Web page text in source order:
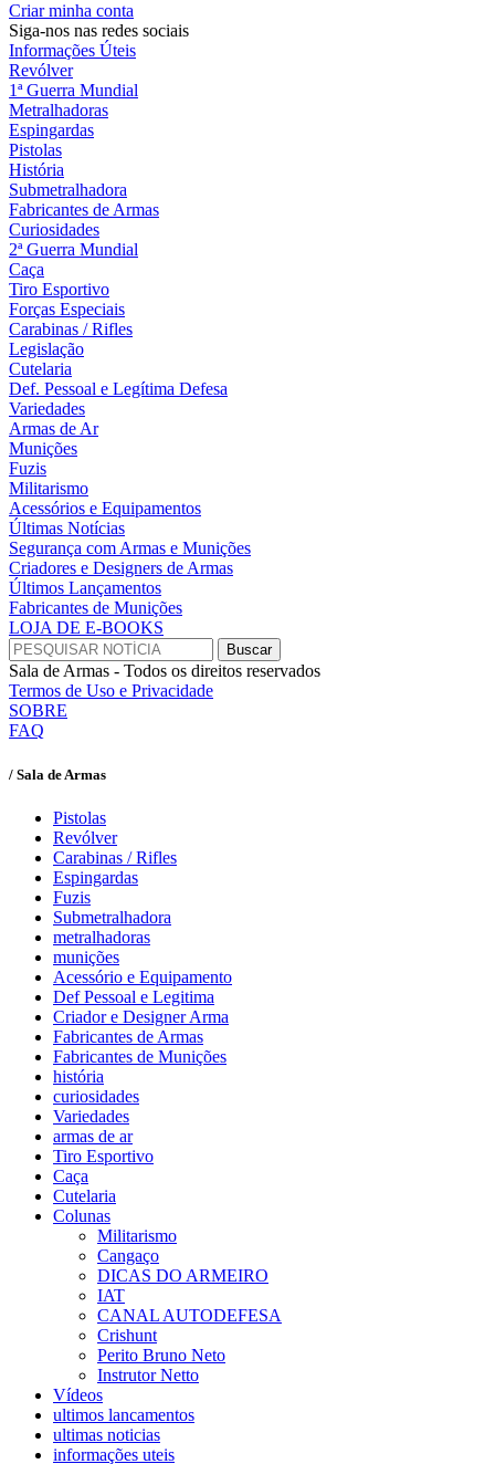
Criar minha conta
Siga-nos nas redes sociais
Informações Úteis
Revólver
1ª Guerra Mundial
Metralhadoras
Espingardas
Pistolas
História
Submetralhadora
Fabricantes de Armas
Curiosidades
2ª Guerra Mundial
Caça
Tiro Esportivo
Forças Especiais
Carabinas / Rifles
Legislação
Cutelaria
Def. Pessoal e Legítima Defesa
Variedades
Armas de Ar
Munições
Fuzis
Militarismo
Acessórios e Equipamentos
Últimas Notícias
Segurança com Armas e Munições
Criadores e Designers de Armas
Últimos Lançamentos
Fabricantes de Munições
LOJA DE E-BOOKS
Sala de Armas - Todos os direitos reservados
Termos de Uso e Privacidade
SOBRE
FAQ
/ Sala de Armas
Pistolas
Revólver
Carabinas / Rifles
Espingardas
Fuzis
Submetralhadora
metralhadoras
munições
Acessório e Equipamento
Def Pessoal e Legitima
Criador e Designer Arma
Fabricantes de Armas
Fabricantes de Munições
história
curiosidades
Variedades
armas de ar
Tiro Esportivo
Caça
Cutelaria
Colunas
Militarismo
Cangaço
DICAS DO ARMEIRO
IAT
CANAL AUTODEFESA
Crishunt
Perito Bruno Neto
Instrutor Netto
Vídeos
ultimos lancamentos
ultimas noticias
informações uteis